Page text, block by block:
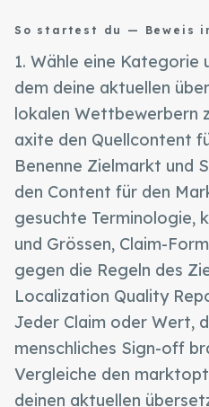
Die
Im
B2B &
Brands &
Fashion
Warum
Team &
Saim
Alle
So startest du — Beweis
1. Wähle eine Kategorie
dem deine aktuellen
lokalen Wettbewerbern
axite den Quellcontent
Benenne Zielmarkt und
den Content für den
gesuchte Terminologie,
und Grössen, Claim-
gegen die Regeln des
Localization Quality
Jeder Claim oder Wert,
menschliches Sign-off
Vergleiche den
deinen aktuellen